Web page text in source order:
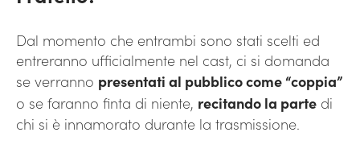
Dal momento che entrambi sono stati scelti ed
entreranno ufficialmente nel cast, ci si domanda
se verranno presentati al pubblico come “coppia”
o se faranno finta di niente, recitando la parte di
chi si è innamorato durante la trasmissione.